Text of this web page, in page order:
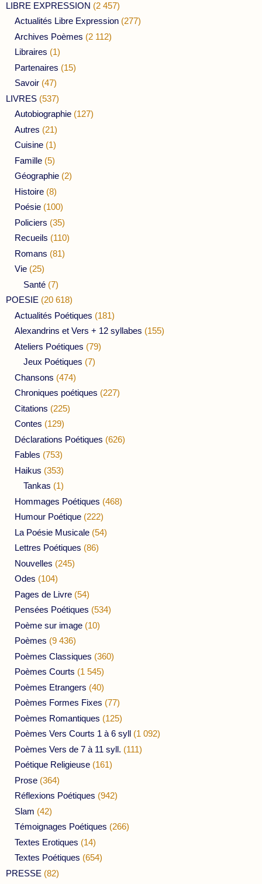
LIBRE EXPRESSION (2 457)
Actualités Libre Expression (277)
Archives Poèmes (2 112)
Libraires (1)
Partenaires (15)
Savoir (47)
LIVRES (537)
Autobiographie (127)
Autres (21)
Cuisine (1)
Famille (5)
Géographie (2)
Histoire (8)
Poésie (100)
Policiers (35)
Recueils (110)
Romans (81)
Vie (25)
Santé (7)
POESIE (20 618)
Actualités Poétiques (181)
Alexandrins et Vers + 12 syllabes (155)
Ateliers Poétiques (79)
Jeux Poétiques (7)
Chansons (474)
Chroniques poétiques (227)
Citations (225)
Contes (129)
Déclarations Poétiques (626)
Fables (753)
Haikus (353)
Tankas (1)
Hommages Poétiques (468)
Humour Poétique (222)
La Poésie Musicale (54)
Lettres Poétiques (86)
Nouvelles (245)
Odes (104)
Pages de Livre (54)
Pensées Poétiques (534)
Poème sur image (10)
Poèmes (9 436)
Poèmes Classiques (360)
Poèmes Courts (1 545)
Poèmes Etrangers (40)
Poèmes Formes Fixes (77)
Poèmes Romantiques (125)
Poèmes Vers Courts 1 à 6 syll (1 092)
Poèmes Vers de 7 à 11 syll. (111)
Poétique Religieuse (161)
Prose (364)
Réflexions Poétiques (942)
Slam (42)
Témoignages Poétiques (266)
Textes Erotiques (14)
Textes Poétiques (654)
PRESSE (82)